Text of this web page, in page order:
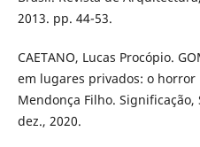
2013. pp. 44-53.
CAETANO, Lucas Procópio.
em lugares privados: o
Mendonça Filho. Significação,
dez., 2020.